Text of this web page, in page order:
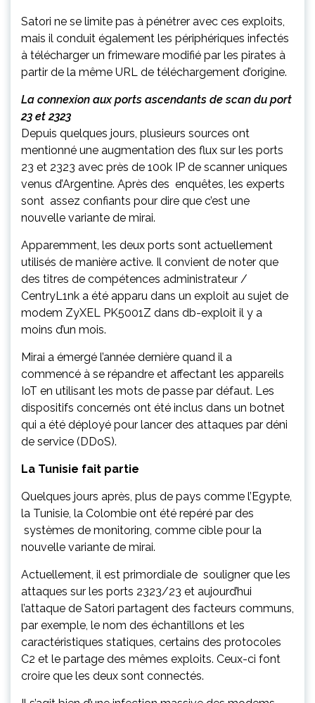
Satori ne se limite pas à pénétrer avec ces exploits,
mais il conduit également les périphériques infectés
à télécharger un frimeware modifié par les pirates à
partir de la même URL de téléchargement d’origine.
La connexion aux ports ascendants de scan du port
23 et 2323
Depuis quelques jours, plusieurs sources ont
mentionné une augmentation des flux sur les ports
23 et 2323 avec près de 100k IP de scanner uniques
venus d’Argentine. Après des enquêtes, les experts
sont assez confiants pour dire que c’est une
nouvelle variante de mirai.
Apparemment, les deux ports sont actuellement
utilisés de manière active. Il convient de noter que
des titres de compétences administrateur /
CentryL1nk a été apparu dans un exploit au sujet de
modem ZyXEL PK5001Z dans db-exploit il y a
moins d’un mois.
Mirai a émergé l’année dernière quand il a
commencé à se répandre et affectant les appareils
IoT en utilisant les mots de passe par défaut. Les
dispositifs concernés ont été inclus dans un botnet
qui a été déployé pour lancer des attaques par déni
de service (DDoS).
La Tunisie fait partie
Quelques jours après, plus de pays comme l’Egypte,
la Tunisie, la Colombie ont été repéré par des
systèmes de monitoring, comme cible pour la
nouvelle variante de mirai.
Actuellement, il est primordiale de souligner que les
attaques sur les ports 2323/23 et aujourd’hui
l’attaque de Satori partagent des facteurs communs,
par exemple, le nom des échantillons et les
caractéristiques statiques, certains des protocoles
C2 et le partage des mêmes exploits. Ceux-ci font
croire que les deux sont connectés.